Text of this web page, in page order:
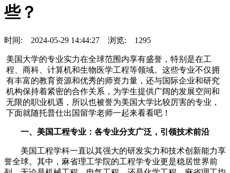
些？
时间: 2024-05-29 14:44:27 浏览: 1295
美国大学的专业实力在全球范围内享有盛誉，特别是在工
程、商科、计算机和生物医学工程等领域。这些专业不仅拥
有丰富的教育资源和优秀的师资力量，还与国际企业和研究
机构保持着紧密的合作关系，为学生提供广阔的发展空间和
无限的职业机遇，所以也被誉为美国大学比较厉害的专业，
下面就随托普仕出国留学老师一起来看看吧！
一、美国工程专业：各专业分支广泛，引领技术前沿
美国工程学科一直以其强大的研发实力和技术创新能力享
誉全球。其中，麻省理工学院的工程学专业更是稳居世界前